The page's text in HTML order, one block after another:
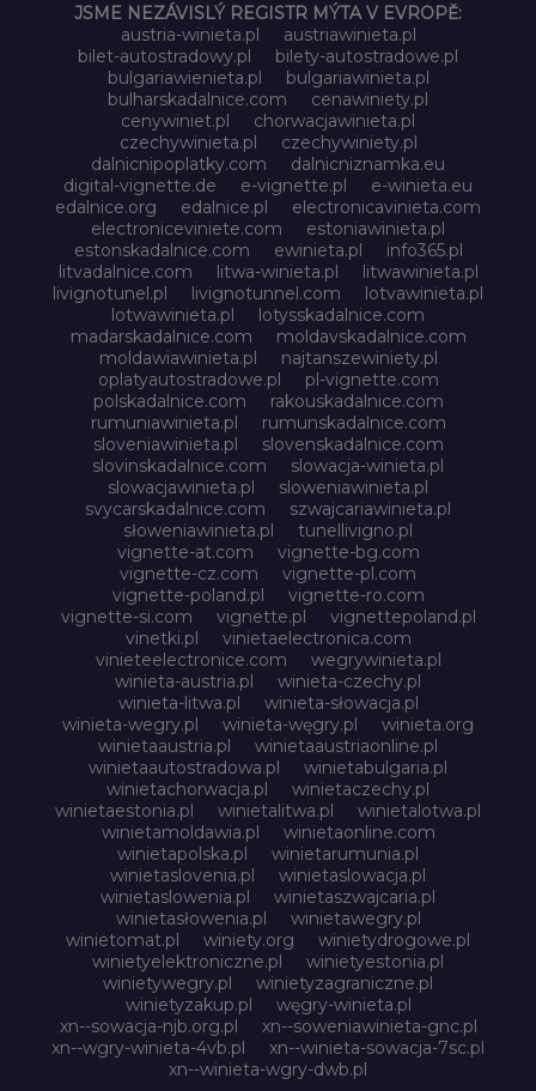
JSME NEZÁVISLÝ REGISTR MÝTA V EVROPĚ:
austria-winieta.pl
austriawinieta.pl
bilet-autostradowy.pl
bilety-autostradowe.pl
bulgariawienieta.pl
bulgariawinieta.pl
bulharskadalnice.com
cenawiniety.pl
cenywiniet.pl
chorwacjawinieta.pl
czechywinieta.pl
czechywiniety.pl
dalnicnipoplatky.com
dalnicniznamka.eu
digital-vignette.de
e-vignette.pl
e-winieta.eu
edalnice.org
edalnice.pl
electronicavinieta.com
electroniceviniete.com
estoniawinieta.pl
estonskadalnice.com
ewinieta.pl
info365.pl
litvadalnice.com
litwa-winieta.pl
litwawinieta.pl
livignotunel.pl
livignotunnel.com
lotvawinieta.pl
lotwawinieta.pl
lotysskadalnice.com
madarskadalnice.com
moldavskadalnice.com
moldawiawinieta.pl
najtanszewiniety.pl
oplatyautostradowe.pl
pl-vignette.com
polskadalnice.com
rakouskadalnice.com
rumuniawinieta.pl
rumunskadalnice.com
sloveniawinieta.pl
slovenskadalnice.com
slovinskadalnice.com
slowacja-winieta.pl
slowacjawinieta.pl
sloweniawinieta.pl
svycarskadalnice.com
szwajcariawinieta.pl
słoweniawinieta.pl
tunellivigno.pl
vignette-at.com
vignette-bg.com
vignette-cz.com
vignette-pl.com
vignette-poland.pl
vignette-ro.com
vignette-si.com
vignette.pl
vignettepoland.pl
vinetki.pl
vinietaelectronica.com
vinieteelectronice.com
wegrywinieta.pl
winieta-austria.pl
winieta-czechy.pl
winieta-litwa.pl
winieta-słowacja.pl
winieta-wegry.pl
winieta-węgry.pl
winieta.org
winietaaustria.pl
winietaaustriaonline.pl
winietaautostradowa.pl
winietabulgaria.pl
winietachorwacja.pl
winietaczechy.pl
winietaestonia.pl
winietalitwa.pl
winietalotwa.pl
winietamoldawia.pl
winietaonline.com
winietapolska.pl
winietarumunia.pl
winietaslovenia.pl
winietaslowacja.pl
winietaslowenia.pl
winietaszwajcaria.pl
winietasłowenia.pl
winietawegry.pl
winietomat.pl
winiety.org
winietydrogowe.pl
winietyelektroniczne.pl
winietyestonia.pl
winietywegry.pl
winietyzagraniczne.pl
winietyzakup.pl
węgry-winieta.pl
xn--sowacja-njb.org.pl
xn--soweniawinieta-gnc.pl
xn--wgry-winieta-4vb.pl
xn--winieta-sowacja-7sc.pl
xn--winieta-wgry-dwb.pl